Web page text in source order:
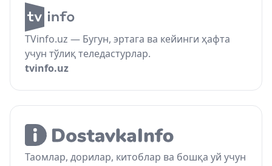
TVinfo.uz — Бугун, эртага ва кейинги ҳафта
учун тўлиқ теледастурлар.
tvinfo.uz
Таомлар, дорилар, китоблар ва бошқа уй учун